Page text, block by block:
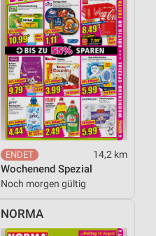
14,2 km
Wochenend Spezial
Noch morgen gültig
NORMA